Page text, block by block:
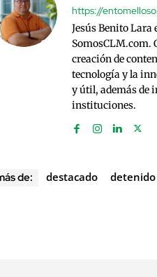
https://
Jesús Benito
SomosCLM.com.
creación de
tecnología y la
y útil, además de
instituciones.
de: destacado detenido